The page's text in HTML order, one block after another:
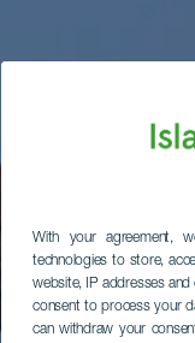
With your agreement,
technologies to store,
website, IP addresses
consent to process your
can withdraw your